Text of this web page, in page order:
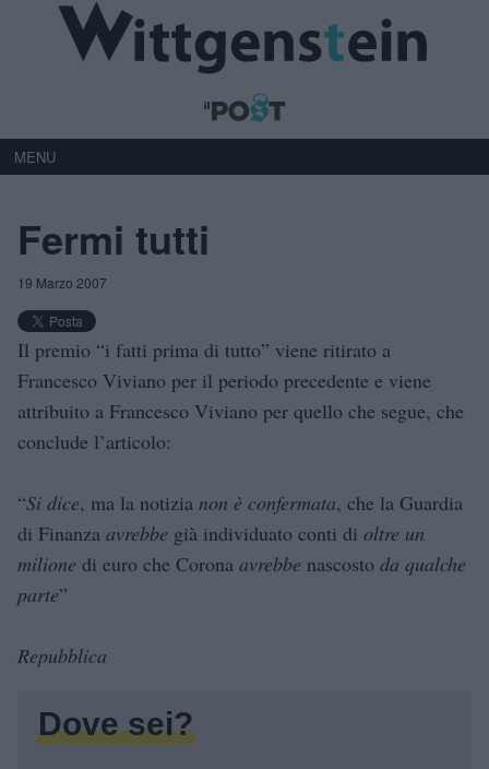
MENU
Fermi tutti
19 Marzo 2007
Il premio “i fatti prima di tutto” viene ritirato a
Francesco Viviano per il periodo precedente e viene
attribuito a Francesco Viviano per quello che segue, che
conclude l’articolo:
“Si dice, ma la notizia non è confermata, che la Guardia
di Finanza avrebbe già individuato conti di oltre un
milione di euro che Corona avrebbe nascosto da qualche
parte”
Repubblica
Dove sei?